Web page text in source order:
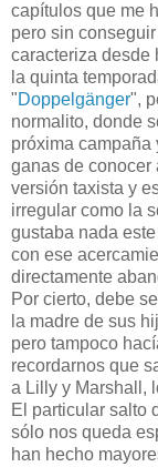
capítulos que me
pero sin
caracteriza desde
la quinta
"Doppelgänger",
normalito, donde
próxima campaña
ganas de conocer
versión taxista y
irregular como la
gustaba nada
con ese
directamente
Por cierto, debe
la madre de sus
pero tampoco
recordarnos que
a Lilly y Marshall,
El particular salto
sólo nos queda
han hecho